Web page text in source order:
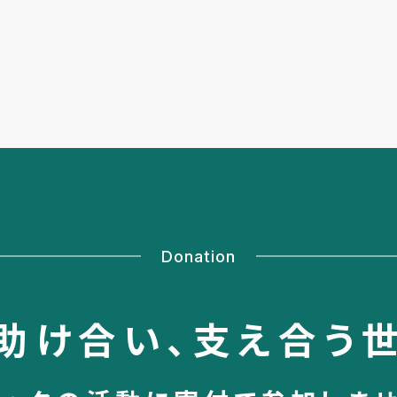
Donation
け合い、 支え合う